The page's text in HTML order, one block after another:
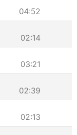
04:52
02:14
03:21
02:39
02:13